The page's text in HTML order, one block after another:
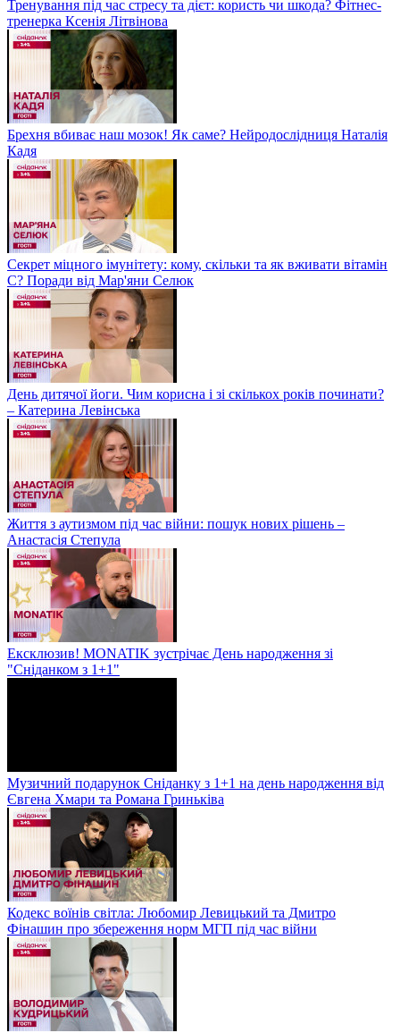
Тренування під час стресу та дієт: користь чи шкода? Фітнес-
тренерка Ксенія Літвінова
Брехня вбиває наш мозок! Як саме? Нейродослідниця Наталія
Кадя
Секрет міцного імунітету: кому, скільки та як вживати вітамін
С? Поради від Мар'яни Селюк
День дитячої йоги. Чим корисна і зі скількох років починати?
– Катерина Левінська
Життя з аутизмом під час війни: пошук нових рішень –
Анастасія Степула
Ексклюзив! MONATIK зустрічає День народження зі
"Сніданком з 1+1"
Музичний подарунок Сніданку з 1+1 на день народження від
Євгена Хмари та Романа Гриньківа
Кодекс воїнів світла: Любомир Левицький та Дмитро
Фінашин про збереження норм МГП під час війни